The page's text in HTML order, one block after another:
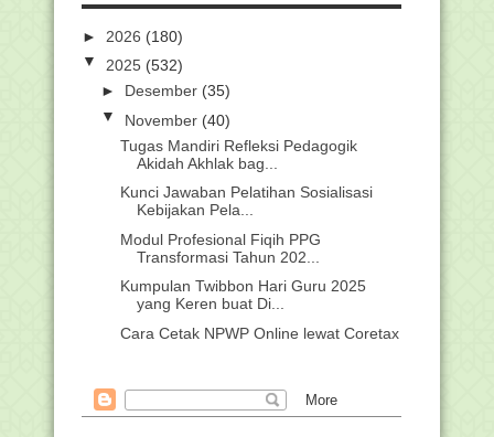
► 2026 (180)
▼ 2025 (532)
► Desember (35)
▼ November (40)
Tugas Mandiri Refleksi Pedagogik
Akidah Akhlak bag...
Kunci Jawaban Pelatihan Sosialisasi
Kebijakan Pela...
Modul Profesional Fiqih PPG
Transformasi Tahun 202...
Kumpulan Twibbon Hari Guru 2025
yang Keren buat Di...
Cara Cetak NPWP Online lewat Coretax
Soal + Kunci Jawaban PAS SD/MI